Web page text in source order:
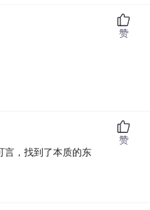
赞
言，找到了本质的东
赞